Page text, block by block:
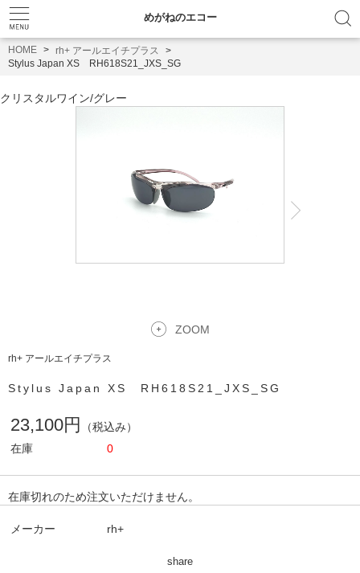
めがねのエコー
HOME
rh+ アールエイチプラス
Stylus Japan XS RH618S21_JXS_SG
クリスタルワイン/グレー
ZOOM
rh+ アールエイチプラス
Stylus Japan XS RH618S21_JXS_SG
23,100円
（税込み）
在庫
0
在庫切れのため注文いただけません。
メーカー rh+
share